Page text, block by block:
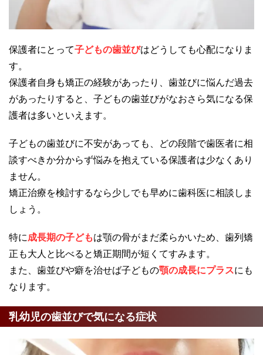
保護者にとって子どもの歯並びはどうしても心配になりま
す。
保護者自身も矯正の経験があったり、歯並びに悩んだ過去
があったりすると、子どもの歯並びがなおさら気になる保
護者は多いといえます。
子どもの歯並びに不安があっても、どの段階で歯医者に相
談すべきか分からず悩みを抱えている保護者は少なくあり
ません。
矯正治療を検討するなら少しでも早めに歯科医に相談しま
しょう。
特に成長期の子どもは顎の骨がまだ柔らかいため、歯列矯
正も大人と比べると矯正期間が短くてすみます。
また、歯並びや癖を治せば子どもの顎の成長にプラスにも
なります。
乳幼児の歯並びで気になる症状